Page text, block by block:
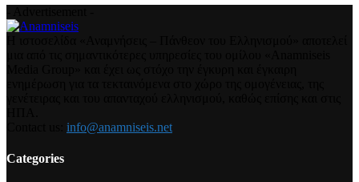
info@anamniseis.net
Categories